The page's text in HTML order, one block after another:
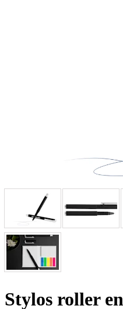
Stylos roller